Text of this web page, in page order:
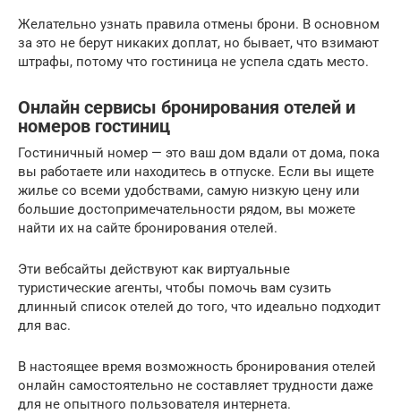
Желательно узнать правила отмены брони. В основном
за это не берут никаких доплат, но бывает, что взимают
штрафы, потому что гостиница не успела сдать место.
Онлайн сервисы бронирования отелей и
номеров гостиниц
Гостиничный номер — это ваш дом вдали от дома, пока
вы работаете или находитесь в отпуске. Если вы ищете
жилье со всеми удобствами, самую низкую цену или
большие достопримечательности рядом, вы можете
найти их на сайте бронирования отелей.
Эти вебсайты действуют как виртуальные
туристические агенты, чтобы помочь вам сузить
длинный список отелей до того, что идеально подходит
для вас.
В настоящее время возможность бронирования отелей
онлайн самостоятельно не составляет трудности даже
для не опытного пользователя интернета.